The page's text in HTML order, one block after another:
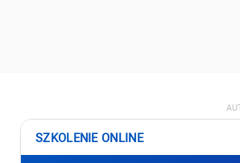
SZKOLENIE ONLINE